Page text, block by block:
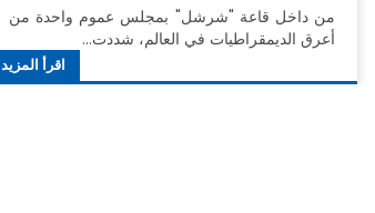
من داخل قاعة "شرشل" بمجلس عموم واحدة من
أعرق الديمقراطيات في العالم، شددت…
اقرأ المزيد